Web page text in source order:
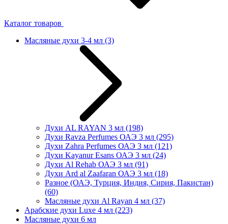
Каталог товаров
Масляные духи 3-4 мл (3)
Духи AL RAYAN 3 мл (198)
Духи Ravza Perfumes ОАЭ 3 мл (295)
Духи Zahra Perfumes ОАЭ 3 мл (121)
Духи Kayanur Esans ОАЭ 3 мл (24)
Духи Al Rehab ОАЭ 3 мл (91)
Духи Ard al Zaafaran ОАЭ 3 мл (18)
Разное (ОАЭ, Турция, Индия, Сирия, Пакистан)
(60)
Масляные духи Al Rayan 4 мл (37)
Арабские духи Luxe 4 мл (223)
Масляные духи 6 мл